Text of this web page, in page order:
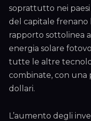
soprattutto nei
del capitale frenano
rapporto sottolinea
energia solare
tutte le altre
combinate, con una
dollari.
L’aumento degli